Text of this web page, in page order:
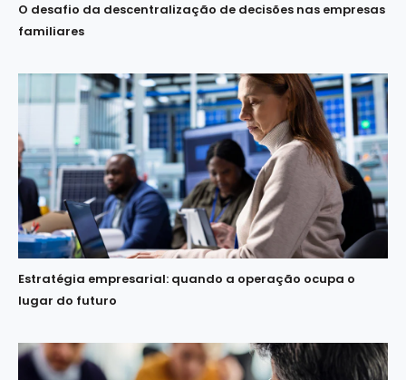
O desafio da descentralização de decisões nas empresas
familiares
Estratégia empresarial: quando a operação ocupa o
lugar do futuro